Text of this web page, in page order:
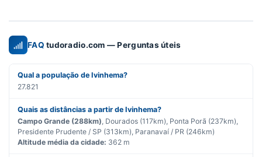
FAQ tudoradio.com — Perguntas úteis
Qual a população de Ivinhema?
27.821
Quais as distâncias a partir de Ivinhema?
Campo Grande (288km), Dourados (117km), Ponta Porã (237km),
Presidente Prudente / SP (313km), Paranavaí / PR (246km)
Altitude média da cidade: 362 m